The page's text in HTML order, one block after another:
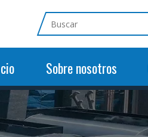
Sobre nosotros